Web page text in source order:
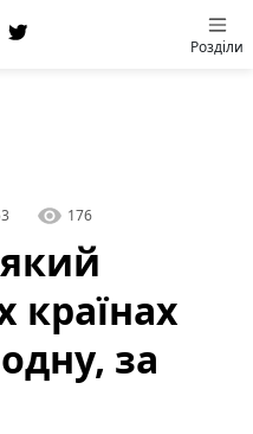
Розділи
176
країнах
за